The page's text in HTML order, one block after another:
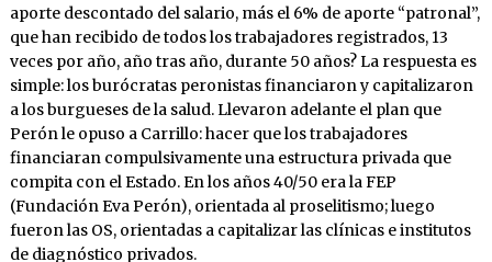
aporte descontado del salario, más el 6% de aporte “patronal”,
que han recibido de todos los trabajadores registrados, 13
veces por año, año tras año, durante 50 años? La respuesta es
simple: los burócratas peronistas financiaron y capitalizaron
a los burgueses de la salud. Llevaron adelante el plan que
Perón le opuso a Carrillo: hacer que los trabajadores
financiaran compulsivamente una estructura privada que
compita con el Estado. En los años 40/50 era la FEP
(Fundación Eva Perón), orientada al proselitismo; luego
fueron las OS, orientadas a capitalizar las clínicas e institutos
de diagnóstico privados.